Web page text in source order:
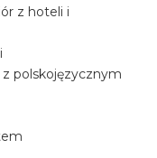
z hoteli i
polskojęzycznym